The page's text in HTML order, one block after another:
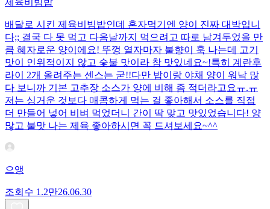
배달로 시킨 제육비빔밥인데 혼자먹기엔 양이 진짜 대박입니
다;; 결국 다 못 먹고 다음날까지 먹으려고 따로 남겨두었을 만
큼 혜자로운 양이에요! 뚜껑 열자마자 불향이 훅 나는데 고기
맛이 인위적이지 않고 숯불 맛이라 참 맛있네요~!특히 계란후
라이 2개 올려주는 센스는 굳!! ​다만 밥이랑 야채 양이 워낙 많
다 보니까 기본 고추장 소스가 양에 비해 좀 적더라고요ㅠ.ㅠ
저는 싱거운 것보다 매콤하게 먹는 걸 좋아해서 소스를 직접
더 만들어 넣어 비벼 먹었더니 간이 딱 맞고 맛있었습니다! 양
많고 불맛 나는 제육 좋아하시면 꼭 드셔보세요~^^
으앵
조회수 1.2만26.06.30